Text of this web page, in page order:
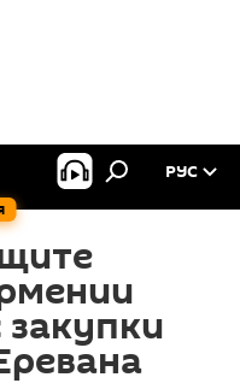
РУС